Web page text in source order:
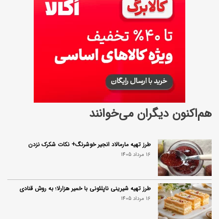
هم‌اکنون دیگران می‌خوانند
طرز تهیه مارمالاد انجیر خوشرنگ+ نکات شکرک نزدن
16 مرداد 1405
طرز تهیه شیرینی ناپلئونی با خمیر هزارلا؛ به روش قنادی
16 مرداد 1405